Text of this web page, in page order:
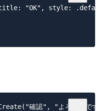
"OK", style:
確認", "よろしい